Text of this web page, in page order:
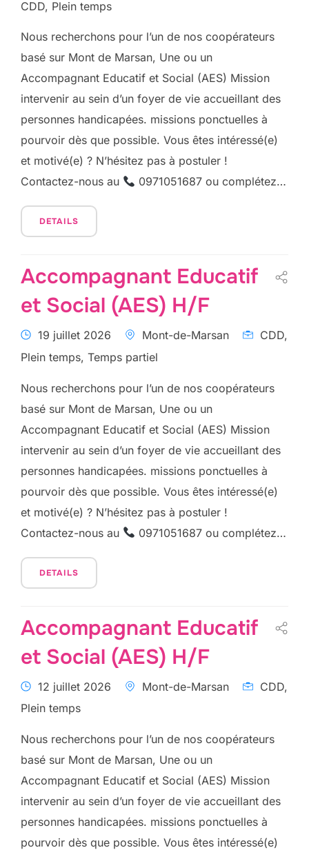
CDD, Plein temps
Nous recherchons pour l’un de nos coopérateurs
basé sur Mont de Marsan, Une ou un
Accompagnant Educatif et Social (AES) Mission
intervenir au sein d’un foyer de vie accueillant des
personnes handicapées. missions ponctuelles à
pourvoir dès que possible. Vous êtes intéressé(e)
et motivé(e) ? N’hésitez pas à postuler !
Contactez-nous au
0971051687 ou complétez…
DETAILS
Accompagnant Educatif
et Social (AES) H/F
19 juillet 2026 Mont-de-Marsan
CDD,
Plein temps, Temps partiel
Nous recherchons pour l’un de nos coopérateurs
basé sur Mont de Marsan, Une ou un
Accompagnant Educatif et Social (AES) Mission
intervenir au sein d’un foyer de vie accueillant des
personnes handicapées. missions ponctuelles à
pourvoir dès que possible. Vous êtes intéressé(e)
et motivé(e) ? N’hésitez pas à postuler !
Contactez-nous au
0971051687 ou complétez…
DETAILS
Accompagnant Educatif
et Social (AES) H/F
12 juillet 2026 Mont-de-Marsan
CDD,
Plein temps
Nous recherchons pour l’un de nos coopérateurs
basé sur Mont de Marsan, Une ou un
Accompagnant Educatif et Social (AES) Mission
intervenir au sein d’un foyer de vie accueillant des
personnes handicapées. missions ponctuelles à
pourvoir dès que possible. Vous êtes intéressé(e)